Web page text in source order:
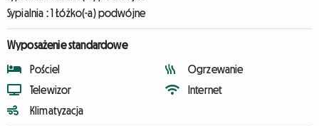
Sypialnia :1 Łóżko(-a) podwójne
Wyposażenie standardowe
Pościel
Telewizor
Klimatyzacja
Ogrzewanie
Internet